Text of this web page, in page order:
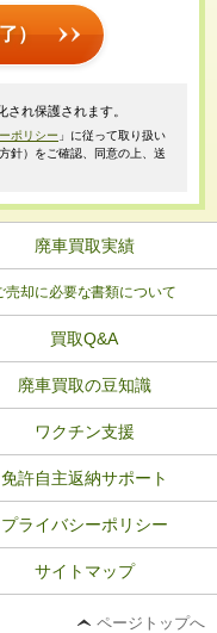
）
れ保護されます。
ポリシー 」に従って取り扱い
針）をご確認、同意の上、送
廃車買取実績
売却に必要な書類について
買取Q&A
廃車買取の豆知識
ワクチン支援
免許自主返納サポート
プライバシーポリシー
サイトマップ
ページトップへ